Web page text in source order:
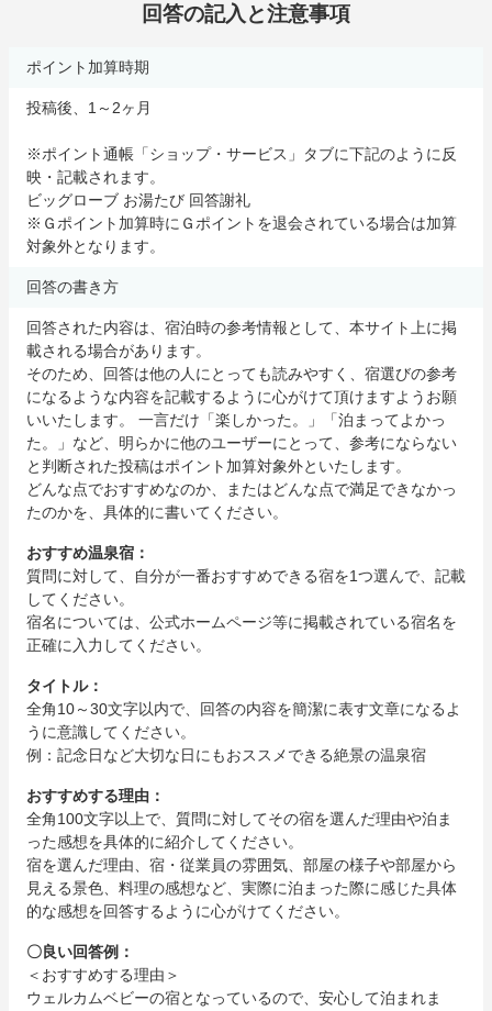
回答の記入と注意事項
ポイント加算時期
投稿後、1～2ヶ月
※ポイント通帳「ショップ・サービス」タブに下記のように反
映・記載されます。
ビッグローブ お湯たび 回答謝礼
※Ｇポイント加算時にＧポイントを退会されている場合は加算
対象外となります。
回答の書き方
回答された内容は、宿泊時の参考情報として、本サイト上に掲
載される場合があります。
そのため、回答は他の人にとっても読みやすく、宿選びの参考
になるような内容を記載するように心がけて頂けますようお願
いいたします。 一言だけ「楽しかった。」「泊まってよかっ
た。」など、明らかに他のユーザーにとって、参考にならない
と判断された投稿はポイント加算対象外といたします。
どんな点でおすすめなのか、またはどんな点で満足できなかっ
たのかを、具体的に書いてください。
おすすめ温泉宿：
質問に対して、自分が一番おすすめできる宿を1つ選んで、記載
してください。
宿名については、公式ホームページ等に掲載されている宿名を
正確に入力してください。
タイトル：
全角10～30文字以内で、回答の内容を簡潔に表す文章になるよ
うに意識してください。
例：記念日など大切な日にもおススメできる絶景の温泉宿
おすすめする理由：
全角100文字以上で、質問に対してその宿を選んだ理由や泊ま
った感想を具体的に紹介してください。
宿を選んだ理由、宿・従業員の雰囲気、部屋の様子や部屋から
見える景色、料理の感想など、実際に泊まった際に感じた具体
的な感想を回答するように心がけてください。
〇良い回答例：
＜おすすめする理由＞
ウェルカムベビーの宿となっているので、安心して泊まれま